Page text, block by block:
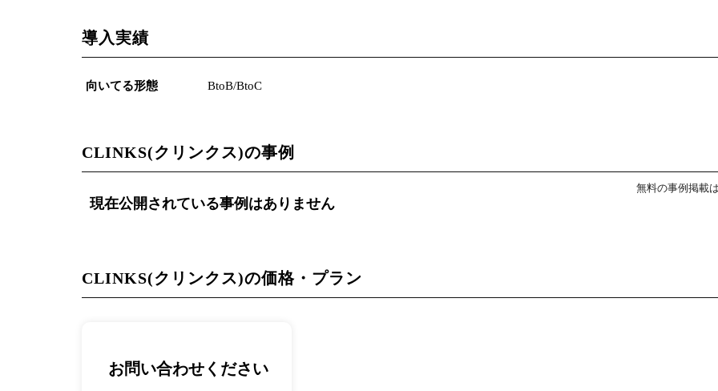
導入実績
向いてる形態 BtoB/BtoC
CLINKS(クリンクス)の事例
無料の事例掲載
現在公開されている事例はありません
CLINKS(クリンクス)の価格・プラン
お問い合わせください